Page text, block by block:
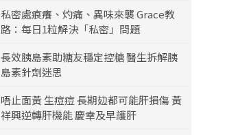
私密處痕癢、灼痛、異味來襲 Grace教
路：每日1粒解決「私密」問題
長效胰島素助糖友穩定控糖 醫生拆解胰
島素針劑迷思
唔止面黃 生痘痘 長期攰都可能肝損傷 黃
祥興逆轉肝機能 慶幸及早護肝